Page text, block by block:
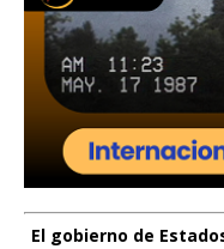
El gobierno de